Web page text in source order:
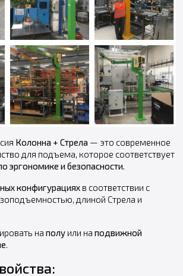
Колонна + Стрела — это современное
для подъема, которое соответствует
эргономике и безопасности.
конфигурациях в соответствии с
длиной Стрела и
на полу или на подвижной
.